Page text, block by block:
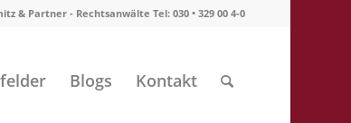
& Partner - Rechtsanwälte Tel: 030 • 329 00 4-0
Blogs Kontakt